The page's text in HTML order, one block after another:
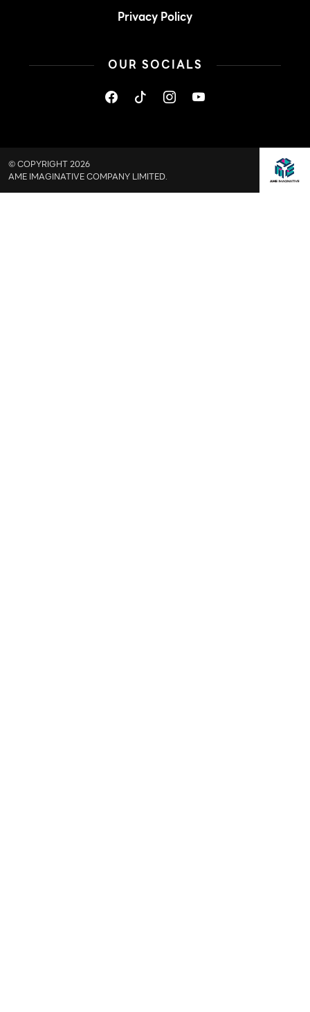
Privacy Policy
OUR SOCIALS
© COPYRIGHT 2026
AME IMAGINATIVE COMPANY LIMITED.